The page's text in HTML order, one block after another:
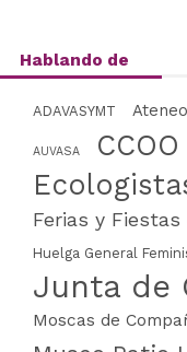
Hablando de
ADAVASYMT
AUVASA CCOO
Ferias y
Huelga General
Junta de
Moscas de